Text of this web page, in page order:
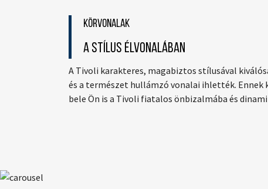
Körvonalak
A STÍLUS ÉLVONALÁBAN
A Tivoli karakteres, magabiztos stílusával
és a természet hullámzó vonalai ihlették.
bele Ön is a Tivoli fiatalos önbizalmába és